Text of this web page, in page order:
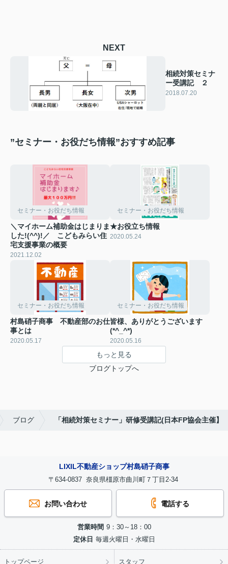
NEXT
相続対策セミナ
ー受講記 ２
2018.07.20
”セミナー・お役だち情報”おすすめ記事
セミナー・お役だち情報
＼マイホーム補助金はじまりま
した!(^^)!／ こどもみらい住
宅支援事業の概要
2021.12.02
セミナー・お役だち情報
★お役立ち情報
2020.05.24
セミナー・お役だち情報
村島硝子商事 不動産部のお仕
事とは
2020.05.17
セミナー・お役だち情報
皆様、ありがとうございます
(*^_^*)
2020.05.16
もっと見る
ブログトップへ
ブログ 「相続対策セミナー」研修受講記(日本FP協会主催】
LIXIL不動産ショップ村島硝子商事
〒634-0837 奈良県橿原市曲川町７丁目2-34
お問い合わせ 電話する
営業時間 9：30～18：00
定休日 毎週火曜日・水曜日
トップページ スタッフ